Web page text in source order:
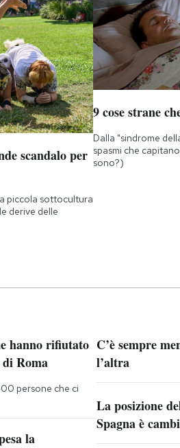
scandalo per
piccola sottocultura
derive delle
9 cose strane
Dalla "sindrome
spasmi che
sono?)
hanno rifiutato
Roma
persone che ci
la
C’è sempre
l’altra
La posizione
Spagna è